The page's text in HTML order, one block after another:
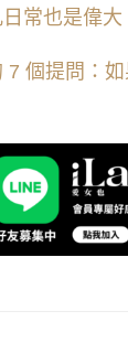
常也是偉大
7 個提問：